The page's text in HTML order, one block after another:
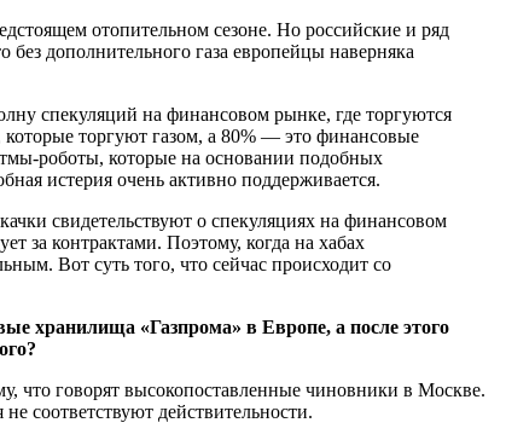
отопительном сезоне. Но российские и ряд
дополнительного газа европейцы наверняка
спекуляций на финансовом рынке, где торгуются
торгуют газом, а 80% — это финансовые
роботы, которые на основании подобных
истерия очень активно поддерживается.
свидетельствуют о спекуляциях на финансовом
за контрактами. Поэтому, когда на хабах
Вот суть того, что сейчас происходит со
хранилища «Газпрома» в Европе, а после этого
что говорят высокопоставленные чиновники в Москве.
соответствуют действительности.